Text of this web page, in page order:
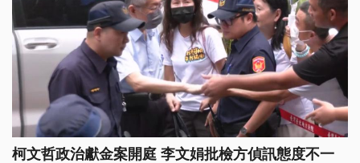
柯文哲政治獻金案開庭 李文娟批檢方偵訊態度不一